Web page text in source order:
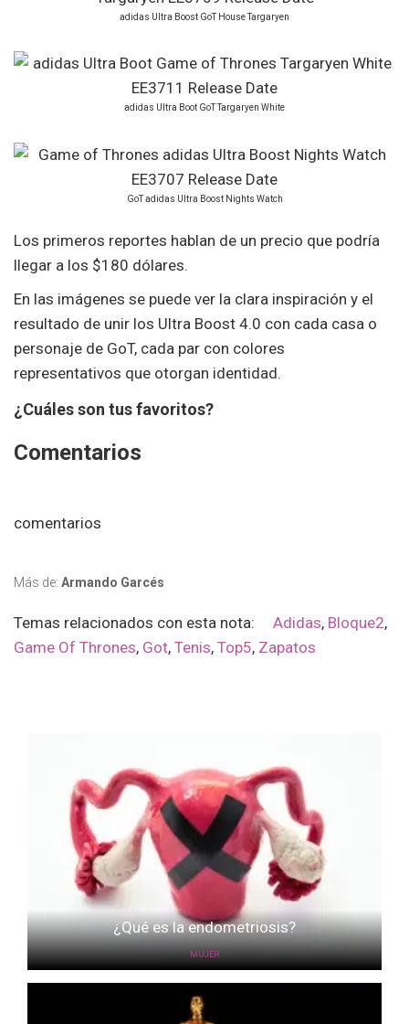
adidas Ultra Boost GoT House Targaryen
adidas Ultra Boot GoT Targaryen White
GoT adidas Ultra Boost Nights Watch
Los primeros reportes hablan de un precio que podría
llegar a los $180 dólares.
En las imágenes se puede ver la clara inspiración y el
resultado de unir los Ultra Boost 4.0 con cada casa o
personaje de GoT, cada par con colores
representativos que otorgan identidad.
¿Cuáles son tus favoritos?
Comentarios
comentarios
Más de: Armando Garcés
Temas relacionados con esta nota: Adidas, Bloque2,
Game Of Thrones, Got, Tenis, Top5, Zapatos
¿Qué es la endometriosis?
MUJER